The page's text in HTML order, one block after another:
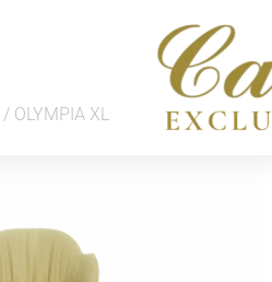
/ OLYMPIA XL